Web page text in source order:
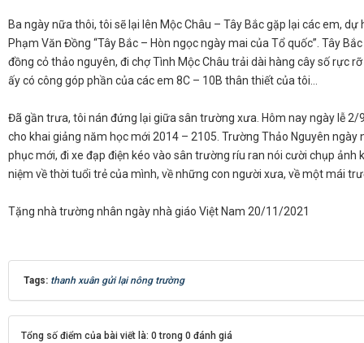
​Ba ngày nữa thôi, tôi sẽ lại lên Mộc Châu – Tây Bắc gặp lại các em,
Phạm Văn Đồng “Tây Bắc – Hòn ngọc ngày mai của Tổ quốc”. Tây
đồng cỏ thảo nguyên, đi chợ Tình Mộc Châu trải dài hàng cây số rực
ấy có công góp phần của các em 8C – 10B thân thiết của tôi…
​Đã gần trưa, tôi nán đứng lại giữa sân trường xưa. Hôm nay ngày lễ
cho khai giảng năm học mới 2014 – 2105. Trường Thảo Nguyên
phục mới, đi xe đạp điện kéo vào sân trường ríu ran nói cười chụp
niệm về thời tuổi trẻ của mình, về những con người xưa, về một mái
Tặng nhà trường nhân ngày nhà giáo Việt Nam 20/11/2021
Tags: thanh xuân gửi lại nông trường
Tổng số điểm của bài viết là: 0 trong 0 đánh giá